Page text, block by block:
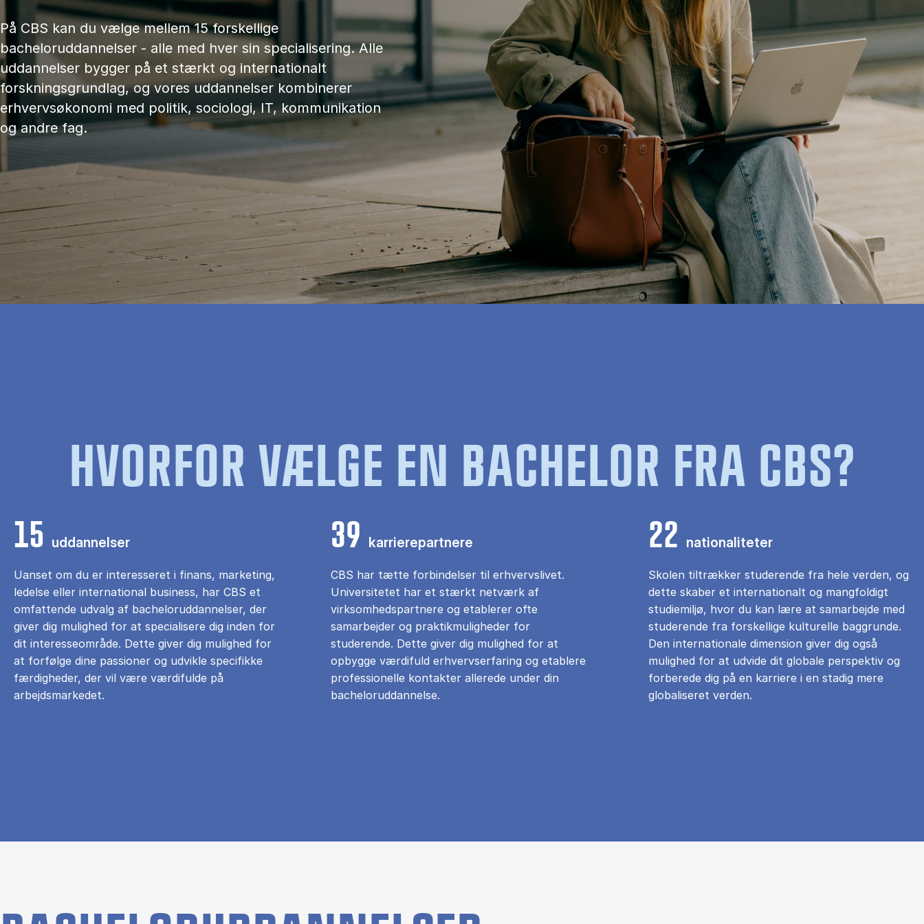
På CBS kan du vælge mellem 15 forskellige
bacheloruddannelser - alle med hver sin specialisering. Alle
uddannelser bygger på et stærkt og internationalt
forskningsgrundlag, og vores uddannelser kombinerer
erhvervsøkonomi med politik, sociologi, IT, kommunikation
og andre fag.
HVORFOR VÆLGE EN BACHELOR FRA CBS?
15 uddannelser
Uanset om du er interesseret i finans, marketing,
ledelse eller international business, har CBS et
omfattende udvalg af bacheloruddannelser, der
giver dig mulighed for at specialisere dig inden for
dit interesseområde. Dette giver dig mulighed for
at forfølge dine passioner og udvikle specifikke
færdigheder, der vil være værdifulde på
arbejdsmarkedet.
39 karrierepartnere
CBS har tætte forbindelser til erhvervslivet.
Universitetet har et stærkt netværk af
virksomhedspartnere og etablerer ofte
samarbejder og praktikmuligheder for
studerende. Dette giver dig mulighed for at
opbygge værdifuld erhvervserfaring og etablere
professionelle kontakter allerede under din
bacheloruddannelse.
22 nationaliteter
Skolen tiltrækker studerende fra hele verden, og
dette skaber et internationalt og mangfoldigt
studiemiljø, hvor du kan lære at samarbejde med
studerende fra forskellige kulturelle baggrunde.
Den internationale dimension giver dig også
mulighed for at udvide dit globale perspektiv og
forberede dig på en karriere i en stadig mere
globaliseret verden.